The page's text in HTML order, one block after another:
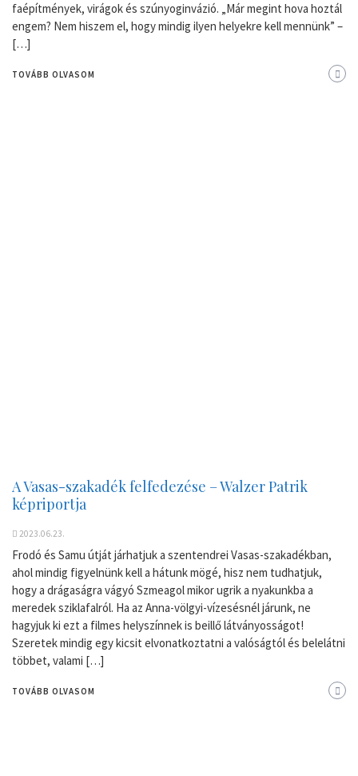
faépítmények, virágok és szúnyoginvázió. „Már megint hova hoztál
engem? Nem hiszem el, hogy mindig ilyen helyekre kell mennünk” –
[…]
TOVÁBB OLVASOM
A Vasas-szakadék felfedezése – Walzer Patrik
képriportja
2023.06.23.
Frodó és Samu útját járhatjuk a szentendrei Vasas-szakadékban,
ahol mindig figyelnünk kell a hátunk mögé, hisz nem tudhatjuk,
hogy a drágaságra vágyó Szmeagol mikor ugrik a nyakunkba a
meredek sziklafalról. Ha az Anna-völgyi-vízesésnél járunk, ne
hagyjuk ki ezt a filmes helyszínnek is beillő látványosságot!
Szeretek mindig egy kicsit elvonatkoztatni a valóságtól és belelátni
többet, valami […]
TOVÁBB OLVASOM